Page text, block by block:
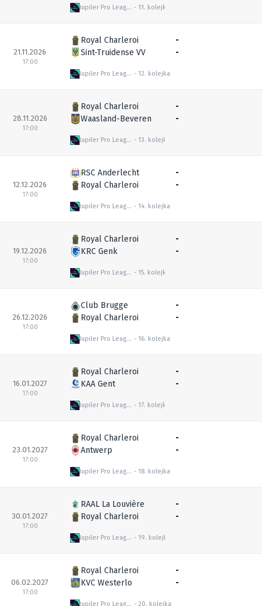
Jupiler Pro League 11. kolejka
21.11.2026
17:00
Royal Charleroi
Sint-Truidense VV
Jupiler Pro League 12. kolejka
-
-
28.11.2026
17:00
Royal Charleroi
Waasland-Beveren
Jupiler Pro League 13. kolejka
-
-
12.12.2026
17:00
RSC Anderlecht
Royal Charleroi
Jupiler Pro League 14. kolejka
-
-
19.12.2026
17:00
Royal Charleroi
KRC Genk
Jupiler Pro League 15. kolejka
-
-
26.12.2026
17:00
Club Brugge
Royal Charleroi
Jupiler Pro League 16. kolejka
-
-
16.01.2027
17:00
Royal Charleroi
KAA Gent
Jupiler Pro League 17. kolejka
-
-
23.01.2027
17:00
Royal Charleroi
Antwerp
Jupiler Pro League 18. kolejka
-
-
30.01.2027
17:00
RAAL La Louvière
Royal Charleroi
Jupiler Pro League 19. kolejka
-
-
06.02.2027
17:00
Royal Charleroi
KVC Westerlo
Jupiler Pro League 20. kolejka
-
-